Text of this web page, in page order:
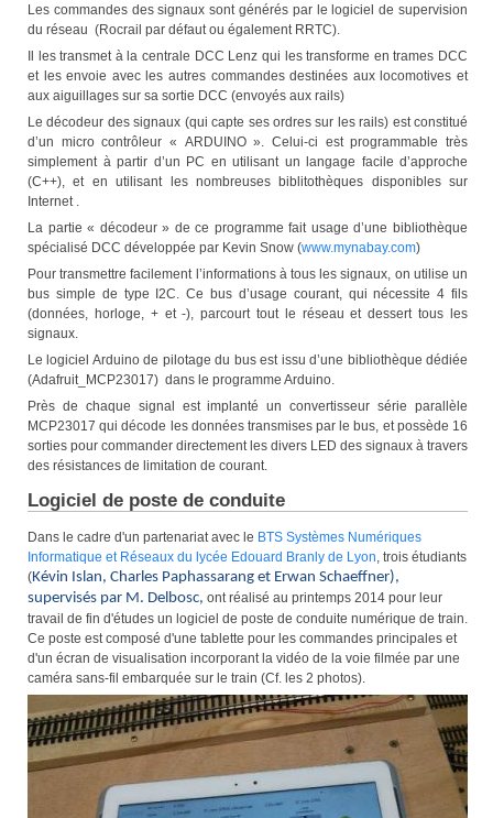
Les commandes des signaux sont générés par le logiciel de supervision
du réseau (Rocrail par défaut ou également RRTC).
Il les transmet à la centrale DCC Lenz qui les transforme en trames DCC
et les envoie avec les autres commandes destinées aux locomotives et
aux aiguillages sur sa sortie DCC (envoyés aux rails)
Le décodeur des signaux (qui capte ses ordres sur les rails) est constitué
d’un micro contrôleur « ARDUINO ». Celui-ci est programmable très
simplement à partir d’un PC en utilisant un langage facile d’approche
(C++), et en utilisant les nombreuses biblitothèques disponibles sur
Internet .
La partie « décodeur » de ce programme fait usage d’une bibliothèque
spécialisé DCC développée par Kevin Snow (www.mynabay.com)
Pour transmettre facilement l’informations à tous les signaux, on utilise un
bus simple de type I2C. Ce bus d’usage courant, qui nécessite 4 fils
(données, horloge, + et -), parcourt tout le réseau et dessert tous les
signaux.
Le logiciel Arduino de pilotage du bus est issu d’une bibliothèque dédiée
(Adafruit_MCP23017) dans le programme Arduino.
Près de chaque signal est implanté un convertisseur série parallèle
MCP23017 qui décode les données transmises par le bus, et possède 16
sorties pour commander directement les divers LED des signaux à travers
des résistances de limitation de courant.
Logiciel de poste de conduite
Dans le cadre d'un partenariat avec le BTS Systèmes Numériques
Informatique et Réseaux du lycée Edouard Branly de Lyon, trois étudiants
(Kévin Islan, Charles Paphassarang et Erwan Schaeffner),
supervisés par M. Delbosc, ont réalisé au printemps 2014 pour leur
travail de fin d'études un logiciel de poste de conduite numérique de train.
Ce poste est composé d'une tablette pour les commandes principales et
d'un écran de visualisation incorporant la vidéo de la voie filmée par une
caméra sans-fil embarquée sur le train (Cf. les 2 photos).